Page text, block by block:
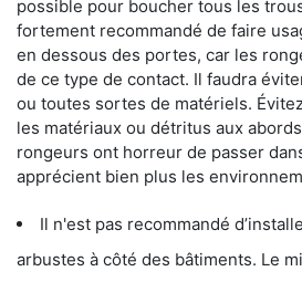
possible pour boucher tous les
fortement recommandé de faire
en dessous des portes, car les
de ce type de contact. Il faudra
ou toutes sortes de matériels.
les matériaux ou détritus aux
rongeurs ont horreur de passer
apprécient bien plus les
Il n'est pas recommandé
arbustes à côté des bâtiments. Le